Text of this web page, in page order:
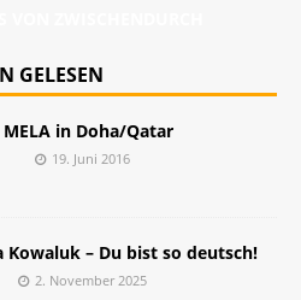
GELESEN
MELA in Doha/Qatar
19. Juni 2016
Kowaluk – Du bist so deutsch!
2. November 2025